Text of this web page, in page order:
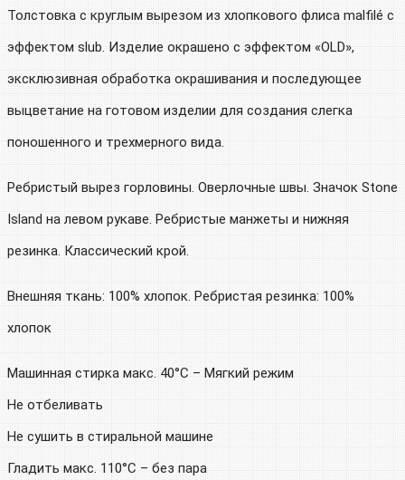
Толстовка с круглым вырезом из хлопкового флиса malfilé с
эффектом slub. Изделие окрашено с эффектом «OLD»,
эксклюзивная обработка окрашивания и последующее
выцветание на готовом изделии для создания слегка
поношенного и трехмерного вида.
Ребристый вырез горловины. Оверлочные швы. Значок Stone
Island на левом рукаве. Ребристые манжеты и нижняя
резинка. Классический крой.
Внешняя ткань: 100% хлопок. Ребристая резинка: 100%
хлопок
Машинная стирка макс. 40°C – Мягкий режим
Не отбеливать
Не сушить в стиральной машине
Гладить макс. 110°C – без пара